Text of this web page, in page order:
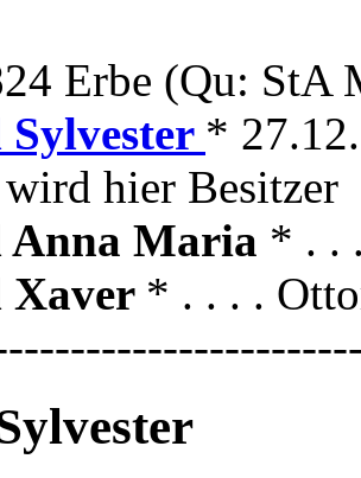
Erbe (Qu:
*
hier Besitzer
Maria * . .
* . . . .